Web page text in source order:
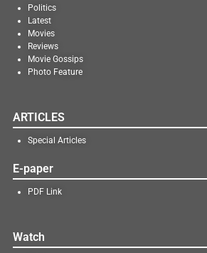
Politics
Latest
Movies
Reviews
Movie Gossips
Photo Feature
ARTICLES
Special Articles
E-paper
PDF Link
Watch